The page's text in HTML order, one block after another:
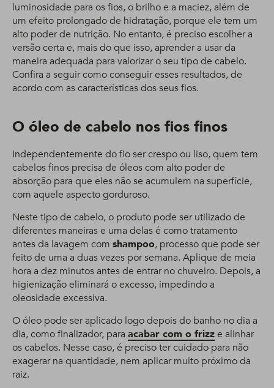
luminosidade para os fios, o brilho e a maciez, além de
um efeito prolongado de hidratação, porque ele tem um
alto poder de nutrição. No entanto, é preciso escolher a
versão certa e, mais do que isso, aprender a usar da
maneira adequada para valorizar o seu tipo de cabelo.
Confira a seguir como conseguir esses resultados, de
acordo com as características dos seus fios.
O óleo de cabelo nos fios finos
Independentemente do fio ser crespo ou liso, quem tem
cabelos finos precisa de óleos com alto poder de
absorção para que eles não se acumulem na superfície,
com aquele aspecto gorduroso.
Neste tipo de cabelo, o produto pode ser utilizado de
diferentes maneiras e uma delas é como tratamento
antes da lavagem com shampoo, processo que pode ser
feito de uma a duas vezes por semana. Aplique de meia
hora a dez minutos antes de entrar no chuveiro. Depois, a
higienização eliminará o excesso, impedindo a
oleosidade excessiva.
O óleo pode ser aplicado logo depois do banho no dia a
dia, como finalizador, para acabar com o frizze alinhar
os cabelos. Nesse caso, é preciso ter cuidado para não
exagerar na quantidade, nem aplicar muito próximo da
raiz.